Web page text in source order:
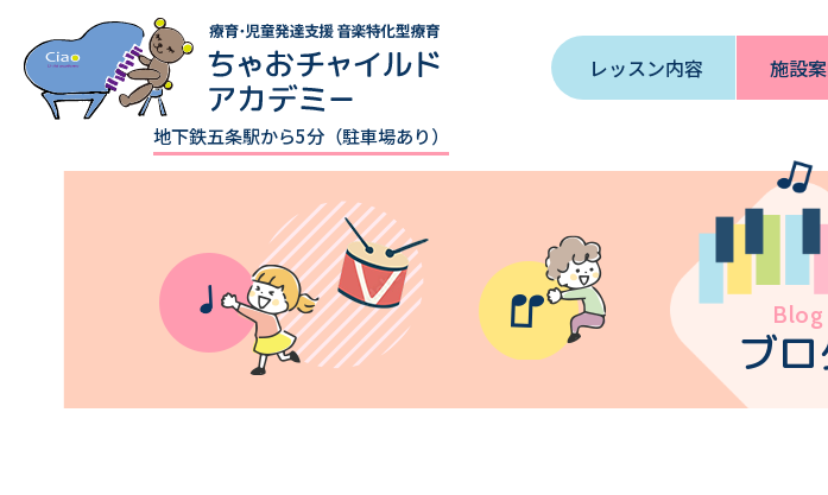
地下鉄五条駅から5分（駐車場あり）
レッスン内容 施設
Blog
ブ